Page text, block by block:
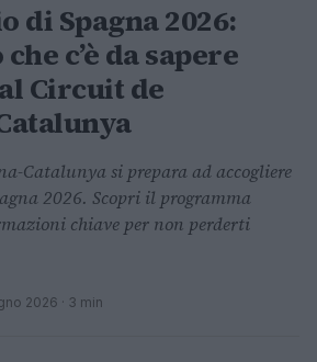
di Spagna 2026:
c’è da sapere
Circuit de
Catalunya si prepara ad accogliere
2026. Scopri il programma
chiave per non perderti
2026 · 3 min